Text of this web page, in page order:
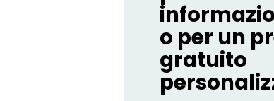
o per un
gratuito